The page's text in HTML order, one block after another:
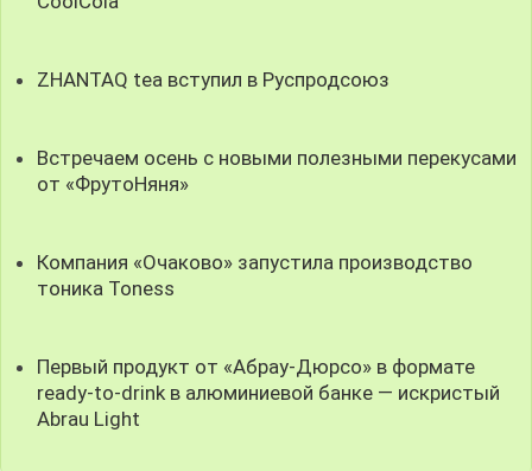
ZHANTAQ tea вступил в Руспродсоюз
Встречаем осень с новыми полезными перекусами
от «ФрутоНяня»
Компания «Очаково» запустила производство
тоника Toness
Первый продукт от «Абрау-Дюрсо» в формате
ready-to-drink в алюминиевой банке — искристый
Abrau Light